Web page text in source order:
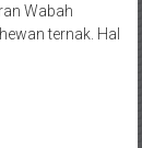
Wabah
ternak. Hal